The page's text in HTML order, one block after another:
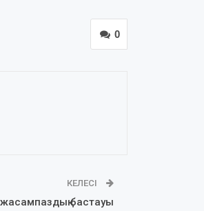
0
КЕЛЕСІ
бастауы